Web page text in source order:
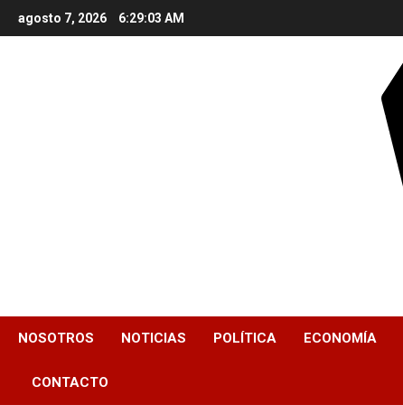
to
agosto 7, 2026 6:29:04 AM
NOSOTROS NOTICIAS POLÍTICA ECONOMÍA
CONTACTO